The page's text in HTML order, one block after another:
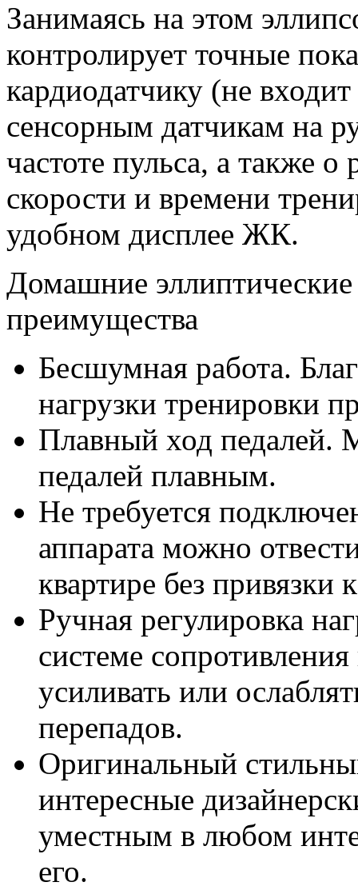
Занимаясь на этом
контролирует точные
кардиодатчику (не
сенсорным датчикам на
частоте пульса, а также
скорости и времени
удобном дисплее ЖК.
Домашние
преимущества
Бесшумная работа.
нагрузки тренировки
Плавный ход педалей.
педалей плавным.
Не требуется
аппарата можно
квартире без привязки
Ручная регулировка
системе
усиливать или
перепадов.
Оригинальный
интересные
уместным в любом
его.